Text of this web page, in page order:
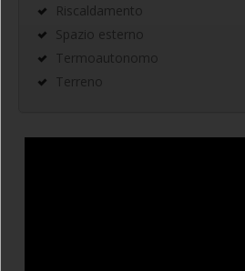
Riscaldamento
Spazio esterno
Termoautonomo
Terreno